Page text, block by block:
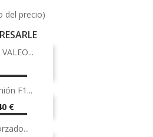
del precio)
F1...
€